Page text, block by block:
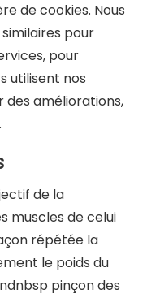
de cookies. Nous
pour
pour
utilisent nos
améliorations,
de la
muscles de celui
répétée la
le poids du
pinçon des